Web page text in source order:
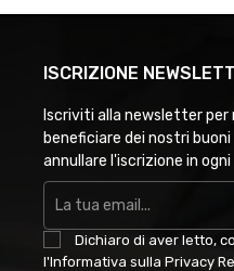
ISCRIZIONE
Iscriviti alla newsletter
beneficiare dei nostri
annullare l'iscrizione in
Dichiaro di aver letto,
l'Informativa sulla Privacy